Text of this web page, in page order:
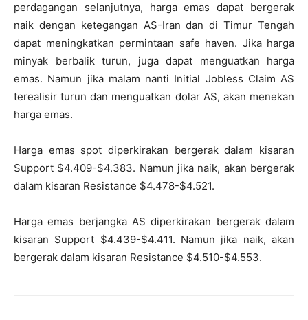
perdagangan selanjutnya, harga emas dapat bergerak
naik dengan ketegangan AS-Iran dan di Timur Tengah
dapat meningkatkan permintaan safe haven. Jika harga
minyak berbalik turun, juga dapat menguatkan harga
emas. Namun jika malam nanti Initial Jobless Claim AS
terealisir turun dan menguatkan dolar AS, akan menekan
harga emas.
Harga emas spot diperkirakan bergerak dalam kisaran
Support $4.409-$4.383. Namun jika naik, akan bergerak
dalam kisaran Resistance $4.478-$4.521.
Harga emas berjangka AS diperkirakan bergerak dalam
kisaran Support $4.439-$4.411. Namun jika naik, akan
bergerak dalam kisaran Resistance $4.510-$4.553.